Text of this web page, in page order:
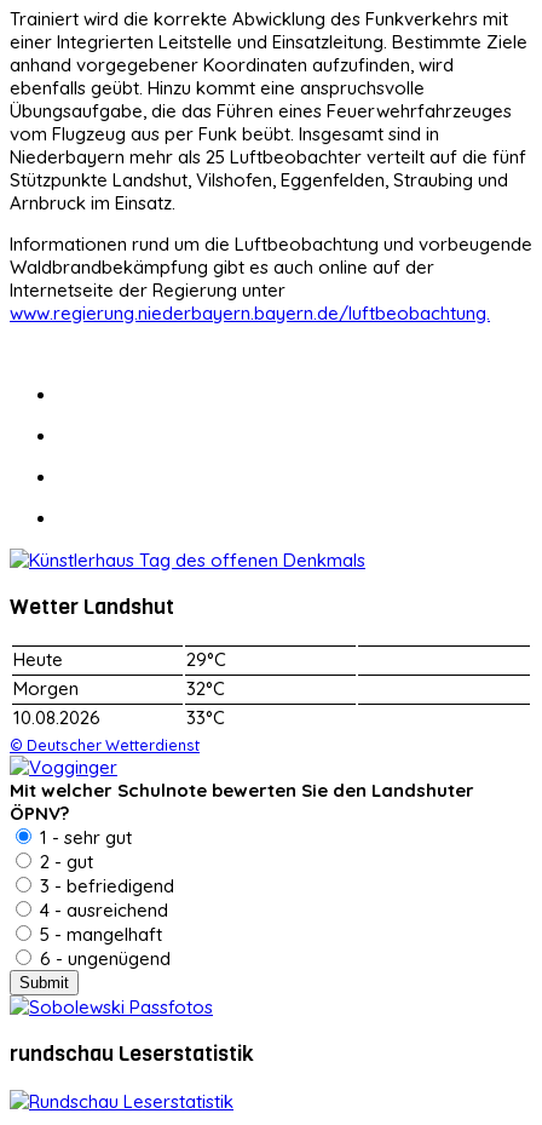
Trainiert wird die korrekte Abwicklung des Funkverkehrs mit
einer Integrierten Leitstelle und Einsatzleitung. Bestimmte Ziele
anhand vorgegebener Koordinaten aufzufinden, wird
ebenfalls geübt. Hinzu kommt eine anspruchsvolle
Übungsaufgabe, die das Führen eines Feuerwehrfahrzeuges
vom Flugzeug aus per Funk beübt. Insgesamt sind in
Niederbayern mehr als 25 Luftbeobachter verteilt auf die fünf
Stützpunkte Landshut, Vilshofen, Eggenfelden, Straubing und
Arnbruck im Einsatz.
Informationen rund um die Luftbeobachtung und vorbeugende
Waldbrandbekämpfung gibt es auch online auf der
Internetseite der Regierung unter
www.regierung.niederbayern.bayern.de/luftbeobachtung.
Wetter Landshut
Heute
29°C
Morgen
32°C
10.08.2026
33°C
© Deutscher Wetterdienst
Mit welcher Schulnote bewerten Sie den Landshuter
ÖPNV?
1 - sehr gut
2 - gut
3 - befriedigend
4 - ausreichend
5 - mangelhaft
6 - ungenügend
rundschau Leserstatistik